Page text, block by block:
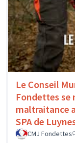
Le Conseil
Fondettes se
maltraitance
SPA de
CMJ Fondettes